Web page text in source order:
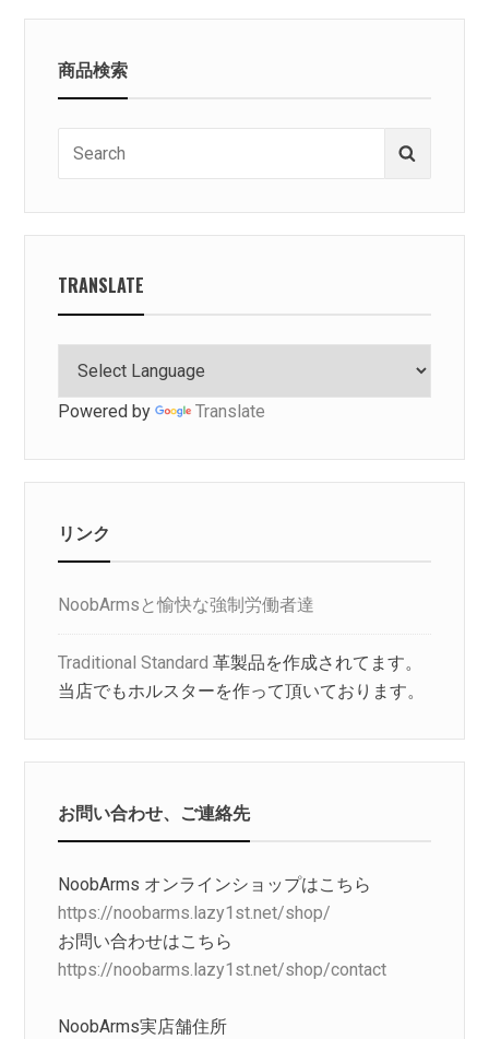
商品検索
TRANSLATE
Powered by Translate
リンク
NoobArmsと愉快な強制労働者達
Traditional Standard 革製品を作成されてます。
当店でもホルスターを作って頂いております。
お問い合わせ、ご連絡先
NoobArms オンラインショップはこちら
https://noobarms.lazy1st.net/shop/
お問い合わせはこちら
https://noobarms.lazy1st.net/shop/contact
NoobArms実店舗住所